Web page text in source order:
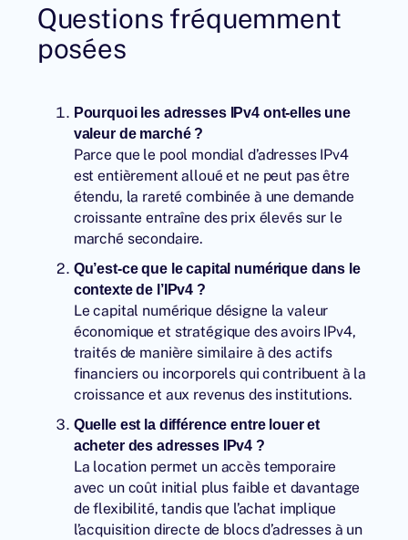
Questions fréquemment
posées
Pourquoi les adresses IPv4 ont-elles une
valeur de marché ?
Parce que le pool mondial d’adresses IPv4
est entièrement alloué et ne peut pas être
étendu, la rareté combinée à une demande
croissante entraîne des prix élevés sur le
marché secondaire.
Qu’est-ce que le capital numérique dans le
contexte de l’IPv4 ?
Le capital numérique désigne la valeur
économique et stratégique des avoirs IPv4,
traités de manière similaire à des actifs
financiers ou incorporels qui contribuent à la
croissance et aux revenus des institutions.
Quelle est la différence entre louer et
acheter des adresses IPv4 ?
La location permet un accès temporaire
avec un coût initial plus faible et davantage
de flexibilité, tandis que l’achat implique
l’acquisition directe de blocs d’adresses à un